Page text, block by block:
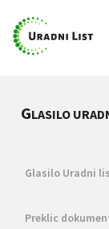
GLASILO
Glasilo Uradni
Preklic